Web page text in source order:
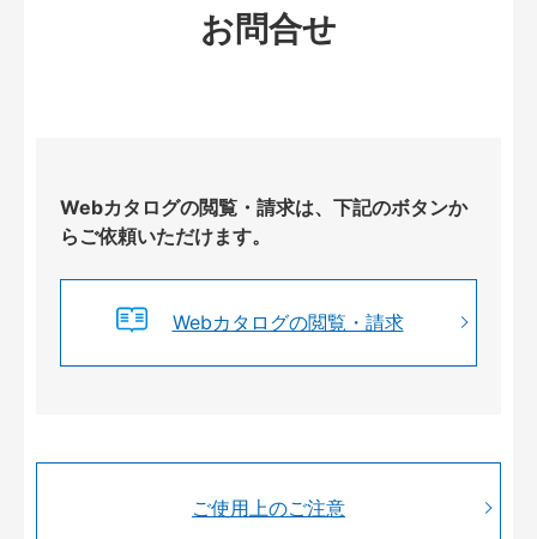
お問合せ
Webカタログの閲覧・請求は、下記のボタンか
らご依頼いただけます。
Webカタログの閲覧・請求
ご使用上のご注意